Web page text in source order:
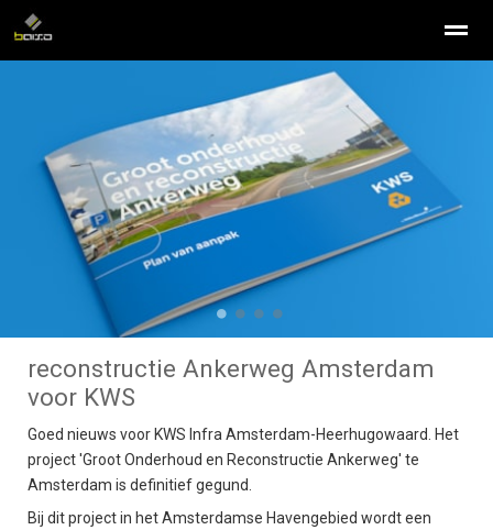
isometrisch illustreren
Home Nieuws Bellen E-mail
● ● ● ●
reconstructie Ankerweg Amsterdam
voor KWS
Goed nieuws voor KWS Infra Amsterdam-Heerhugowaard. Het
project 'Groot Onderhoud en Reconstructie Ankerweg' te
Amsterdam is definitief gegund.
Bij dit project in het Amsterdamse Havengebied wordt een